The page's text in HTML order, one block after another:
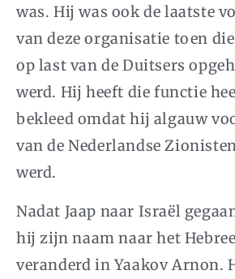
was. Hij was ook de laatste
van deze organisatie toen die
op last van de Duitsers
werd. Hij heeft die functie
bekleed omdat hij algauw
van de Nederlandse
werd.
Nadat Jaap naar Israël
hij zijn naam naar het
veranderd in Yaakov Arnon.